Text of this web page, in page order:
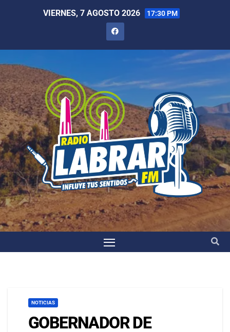
VIERNES, 7 AGOSTO 2026 17:30 PM
NOTICIAS
GOBERNADOR DE